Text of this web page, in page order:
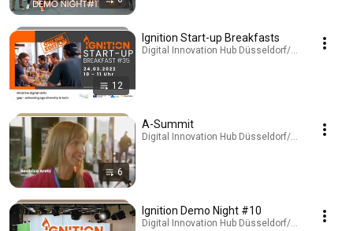
12
Ignition Start-up Breakfasts
Digital Innovation Hub Düsseldorf/Rheinland ·
6
A-Summit
Digital Innovation Hub Düsseldorf/Rheinland ·
Ignition Demo Night #10
Digital Innovation Hub Düsseldorf/Rheinland ·